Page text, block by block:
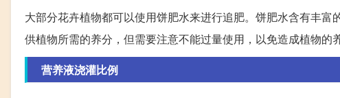
大部分花卉植物都可以使用饼肥水来进行追肥。饼肥水含有丰
供植物所需的养分，但需要注意不能过量使用，以免造成植物的
营养液浇灌比例